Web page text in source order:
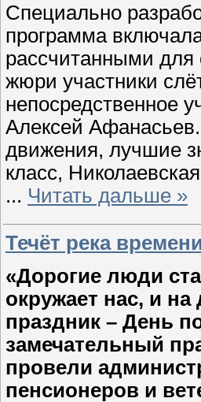
Специально
программа
рассчитанными для
жюри участники
непосредственное
Алексей Афанасьев.
движения, лучшие
класс,
... Читать дальше »
Течёт река
«Дорогие люди
окружает нас, и
праздник – День
замечательный
провели
пенсионеров и